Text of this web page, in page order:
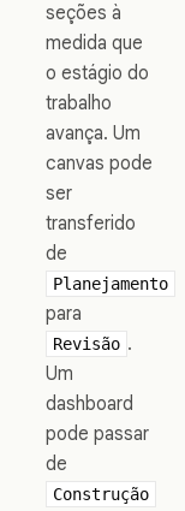
seções à
medida que
o estágio do
trabalho
avança. Um
canvas pode
ser
transferido
de
Planejamento
para
Revisão .
Um
dashboard
pode passar
de
Construção